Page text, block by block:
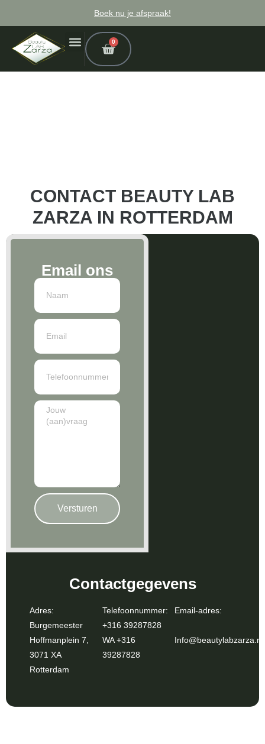
Boek nu je afspraak!
0
CONTACT BEAUTY LAB
ZARZA IN ROTTERDAM
Email ons
Versturen
Contactgegevens
Adres:
Burgemeester
Hoffmanplein 7,
3071 XA
Rotterdam
Telefoonnummer:
+316 39287828
WA +316
39287828
Email-adres:
Info@beautylabzarza.nl